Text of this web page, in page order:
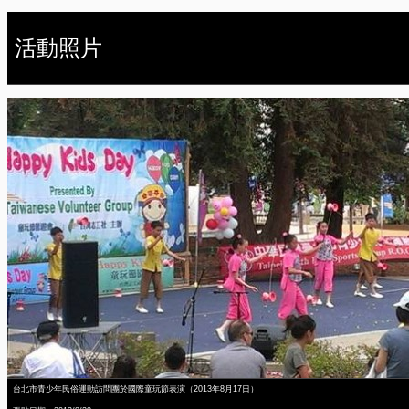
活動照片
台北市青少年民俗運動訪問團於國際童玩節表演（2013年8月17日）